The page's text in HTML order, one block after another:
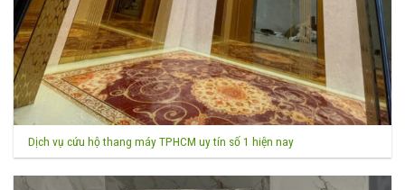
Dịch vụ cứu hộ thang máy TPHCM uy tín số 1 hiện nay